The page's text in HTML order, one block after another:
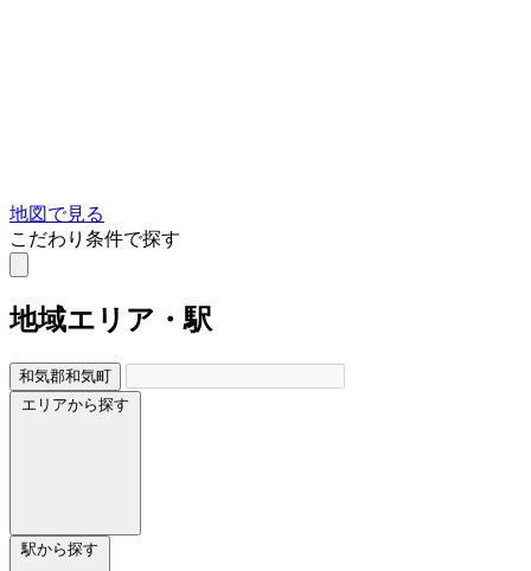
地図で見る
こだわり条件で探す
地域エリア・駅
和気郡和気町
エリアから探す
駅から探す